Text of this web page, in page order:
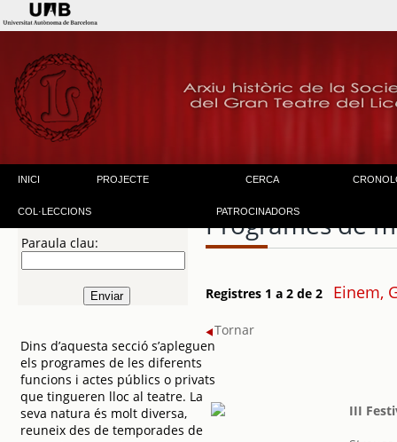
INICI PROJECTE CERCA
COL·LECCIONS PATROCINADORS
Paraula clau:
Dins d’aquesta secció s’apleguen
els programes de les diferents
funcions i actes públics o privats
que tingueren lloc al teatre. La
seva natura és molt diversa,
reuneix des de temporades de
Programes de
Registres 1 a 2 de 2 Einem,
Tornar
III